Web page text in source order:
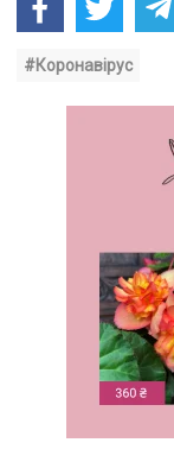
#Коронавірус